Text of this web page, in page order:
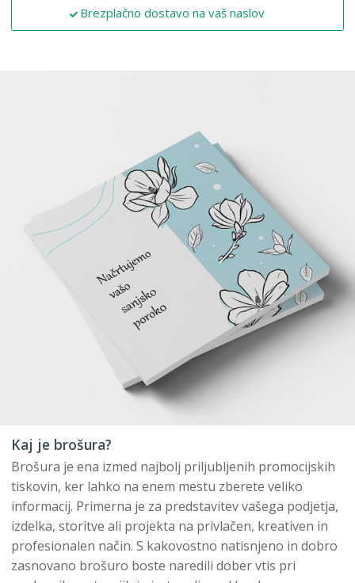
Brezplačno dostavo na vaš naslov
Kaj je brošura?
Brošura je ena izmed najbolj priljubljenih promocijskih
tiskovin, ker lahko na enem mestu zberete veliko
informacij. Primerna je za predstavitev vašega podjetja,
izdelka, storitve ali projekta na privlačen, kreativen in
profesionalen način. S kakovostno natisnjeno in dobro
zasnovano brošuro boste naredili dober vtis pri